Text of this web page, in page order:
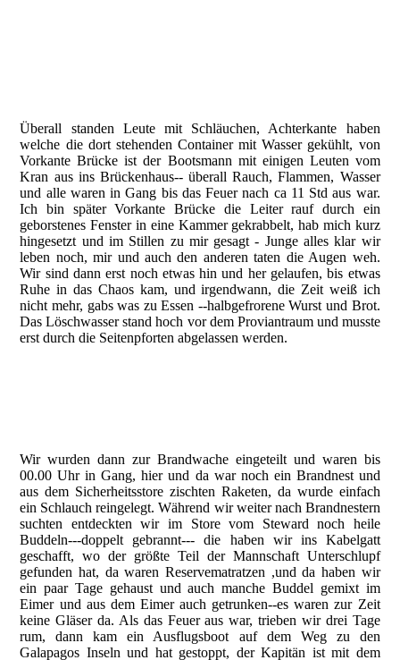
Überall standen Leute mit Schläuchen, Achterkante haben
welche die dort stehenden Container mit Wasser gekühlt, von
Vorkante Brücke ist der Bootsmann mit einigen Leuten vom
Kran aus ins Brückenhaus-- überall Rauch, Flammen, Wasser
und alle waren in Gang bis das Feuer nach ca 11 Std aus war.
Ich bin später Vorkante Brücke die Leiter rauf durch ein
geborstenes Fenster in eine Kammer gekrabbelt, hab mich kurz
hingesetzt und im Stillen zu mir gesagt - Junge alles klar wir
leben noch, mir und auch den anderen taten die Augen weh.
Wir sind dann erst noch etwas hin und her gelaufen, bis etwas
Ruhe in das Chaos kam, und irgendwann, die Zeit weiß ich
nicht mehr, gabs was zu Essen --halbgefrorene Wurst und Brot.
Das Löschwasser stand hoch vor dem Proviantraum und musste
erst durch die Seitenpforten abgelassen werden.
Wir wurden dann zur Brandwache eingeteilt und waren bis
00.00 Uhr in Gang, hier und da war noch ein Brandnest und
aus dem Sicherheitsstore zischten Raketen, da wurde einfach
ein Schlauch reingelegt. Während wir weiter nach Brandnestern
suchten entdeckten wir im Store vom Steward noch heile
Buddeln---doppelt gebrannt--- die haben wir ins Kabelgatt
geschafft, wo der größte Teil der Mannschaft Unterschlupf
gefunden hat, da waren Reservematratzen ,und da haben wir
ein paar Tage gehaust und auch manche Buddel gemixt im
Eimer und aus dem Eimer auch getrunken--es waren zur Zeit
keine Gläser da. Als das Feuer aus war, trieben wir drei Tage
rum, dann kam ein Ausflugsboot auf dem Weg zu den
Galapagos Inseln und hat gestoppt, der Kapitän ist mit dem